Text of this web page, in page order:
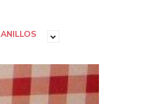
ANILLOS